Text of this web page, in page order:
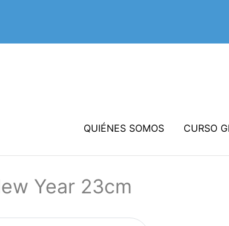
QUIÉNES SOMOS CURSO
Year 23cm